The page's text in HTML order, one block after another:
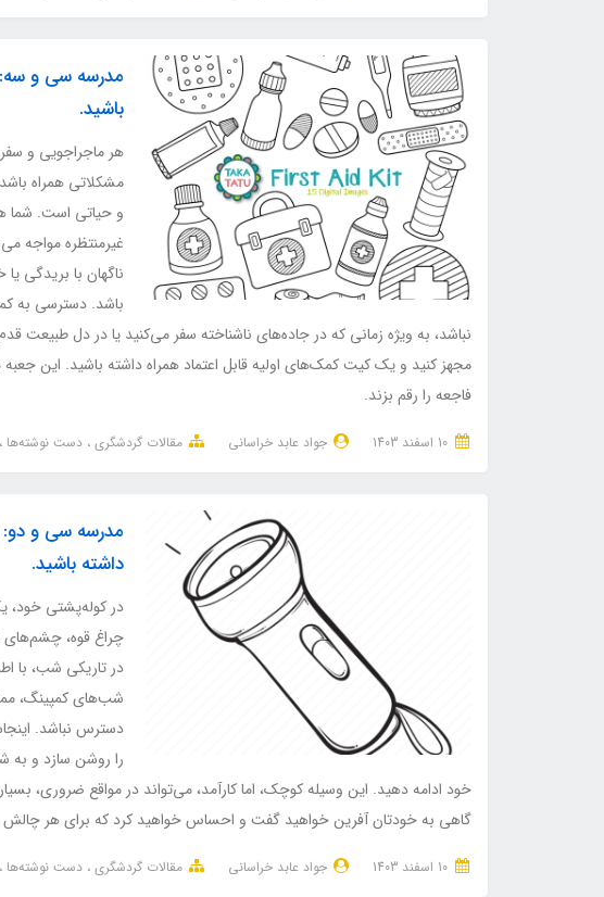
مدرسه سی و
باشید.
هر ماجراجویی و
مشکلاتی همراه
و حیاتی است. شما
غیرمنتظره
ناگهان با بریدگی
باشد. دسترسی به
نباشد، به ویژه زمانی که در جاده‌های ناشناخته سفر می‌کنید یا در دل طبیعت
مجهز کنید و یک کیت کمک‌های اولیه قابل اعتماد همراه داشته باشید. این
فاجعه را رقم بزند.
جواد عابد خراسانی مقالات گردشگری دست نوشته‌ها
مدرسه سی و
داشته باشید.
در کوله‌پشتی خود،
چراغ قوه، چشم‌های
در تاریکی شب، با
شب‌های کمپینگ،
دسترس نباشد.
را روشن سازد و به
خود ادامه دهید. این وسیله کوچک، اما کارآمد، می‌تواند در مواقع ضروری،
گاهی به خودتان آفرین خواهید گفت و احساس خواهید کرد که برای هر چالش
جواد عابد خراسانی مقالات گردشگری دست نوشته‌ها